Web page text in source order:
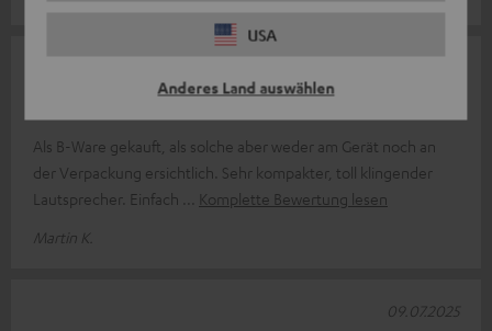
USA
Anderes Land auswählen
Toller kleiner Lautsprecher
Als B-Ware gekauft, als solche aber weder am Gerät noch an
der Verpackung ersichtlich. Sehr kompakter, toll klingender
Lautsprecher. Einfach
Komplette Bewertung lesen
Martin K.
09.07.2025